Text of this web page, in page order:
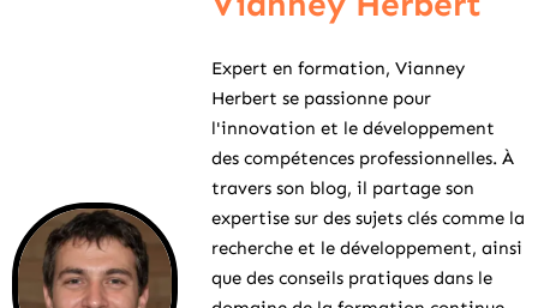
Expert en formation, Vianney
Herbert se passionne pour
l'innovation et le développement
des compétences professionnelles. À
travers son blog, il partage son
expertise sur des sujets clés comme la
recherche et le développement, ainsi
que des conseils pratiques dans le